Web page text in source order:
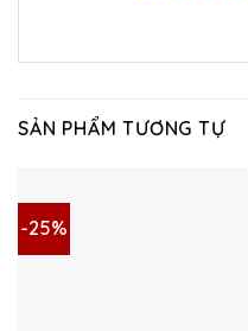
SẢN PHẨM TƯƠNG TỰ
-25%